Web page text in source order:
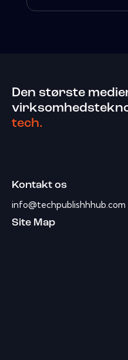
Den største
tech.
Kontakt os
info@techpublishhhub.com
Site Map